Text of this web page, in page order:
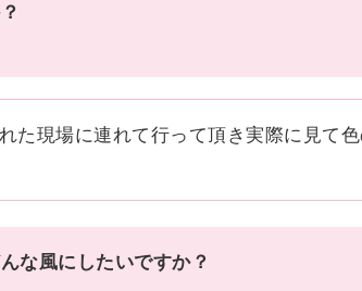
た現場に連れて行って頂き実際に見て
な風にしたいですか？